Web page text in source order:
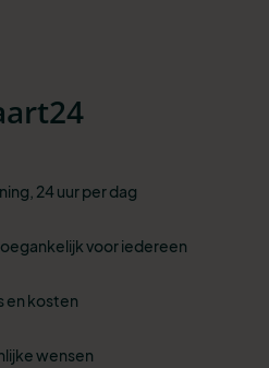
24 uur per dag
voor iedereen
en kosten
wensen